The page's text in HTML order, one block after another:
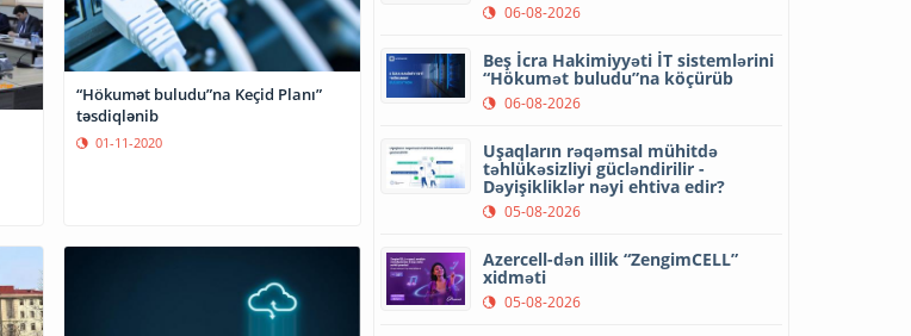
“Hökumət buludu”na Keçid Planı”
təsdiqlənib
01-11-2020
06-08-2026
Beş İcra Hakimiyyəti İT sistemlərini
“Hökumət buludu”na köçürüb
06-08-2026
Uşaqların rəqəmsal mühitdə
təhlükəsizliyi gücləndirilir -
Dəyişikliklər nəyi ehtiva edir?
05-08-2026
Azercell-dən illik “ZengimCELL”
xidməti
05-08-2026